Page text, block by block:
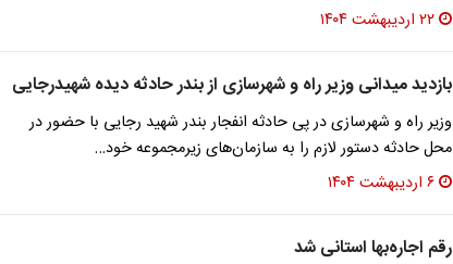
۲۲ اردیبهشت ۱۴۰۴
بازدید میدانی وزیر راه و شهرسازی از بندر حادثه دیده شهیدرجایی
وزیر راه و شهرسازی در پی حادثه انفجار بندر شهید رجایی با حضور در
محل حادثه دستور لازم را به سازمان‌های زیرمجموعه خود…
۶ اردیبهشت ۱۴۰۴
رقم اجاره‌بها استانی شد